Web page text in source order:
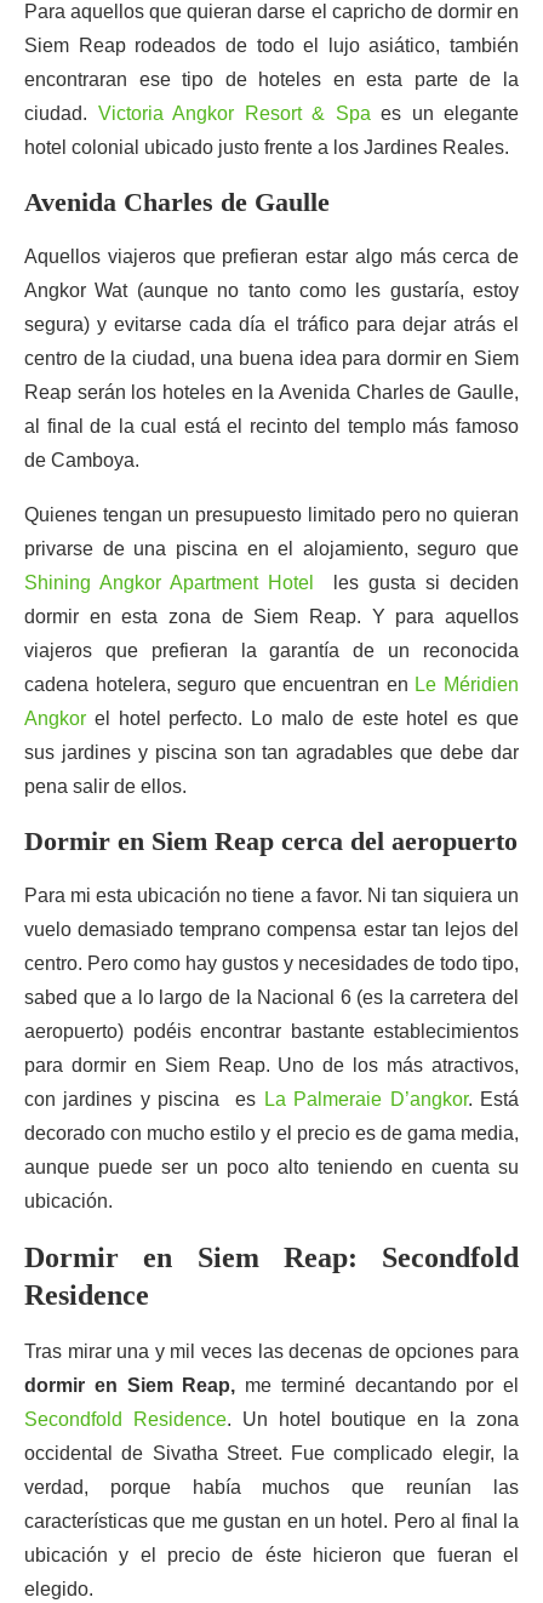
Para aquellos que quieran darse el capricho de dormir en
Siem Reap rodeados de todo el lujo asiático, también
encontraran ese tipo de hoteles en esta parte de la
ciudad. Victoria Angkor Resort & Spa es un elegante
hotel colonial ubicado justo frente a los Jardines Reales.
Avenida Charles de Gaulle
Aquellos viajeros que prefieran estar algo más cerca de
Angkor Wat (aunque no tanto como les gustaría, estoy
segura) y evitarse cada día el tráfico para dejar atrás el
centro de la ciudad, una buena idea para dormir en Siem
Reap serán los hoteles en la Avenida Charles de Gaulle,
al final de la cual está el recinto del templo más famoso
de Camboya.
Quienes tengan un presupuesto limitado pero no quieran
privarse de una piscina en el alojamiento, seguro que
Shining Angkor Apartment Hotel
les gusta si deciden
dormir en esta zona de Siem Reap. Y para aquellos
viajeros que prefieran la garantía de un reconocida
cadena hotelera, seguro que encuentran en Le Méridien
Angkor el hotel perfecto. Lo malo de este hotel es que
sus jardines y piscina son tan agradables que debe dar
pena salir de ellos.
Dormir en Siem Reap cerca del aeropuerto
Para mi esta ubicación no tiene a favor. Ni tan siquiera un
vuelo demasiado temprano compensa estar tan lejos del
centro. Pero como hay gustos y necesidades de todo tipo,
sabed que a lo largo de la Nacional 6 (es la carretera del
aeropuerto) podéis encontrar bastante establecimientos
para dormir en Siem Reap. Uno de los más atractivos,
con jardines y piscina es La Palmeraie D’angkor. Está
decorado con mucho estilo y el precio es de gama media,
aunque puede ser un poco alto teniendo en cuenta su
ubicación.
Dormir en Siem Reap: Secondfold
Residence
Tras mirar una y mil veces las decenas de opciones para
dormir en Siem Reap, me terminé decantando por el
Secondfold Residence. Un hotel boutique en la zona
occidental de Sivatha Street. Fue complicado elegir, la
verdad, porque había muchos que reunían las
características que me gustan en un hotel. Pero al final la
ubicación y el precio de éste hicieron que fueran el
elegido.